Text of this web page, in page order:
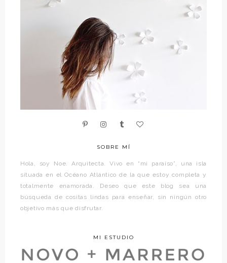
SOBRE MÍ
Hola, soy Noe. Arquitecta. Vivo en “mi paraíso”, una isla
situada en el Océano Atlántico de la que estoy completa y
totalmente enamorada. Deseo que este blog sea una
búsqueda de cositas lindas para enseñar, sin ningún otro
objetivo más que disfrutar.
MI ESTUDIO